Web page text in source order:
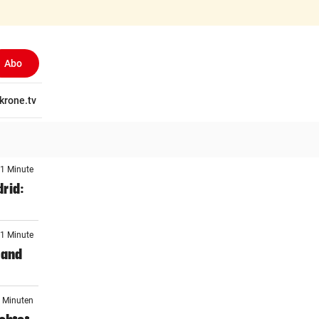
Abo
krone.tv
Minute
Minute
Minuten